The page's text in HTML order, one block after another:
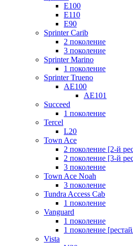
E100
E110
E90
Sprinter Carib
2 поколение
3 поколение
Sprinter Marino
1 поколение
Sprinter Trueno
AE100
AE101
Succeed
1 поколение
Tercel
L20
Town Ace
2 поколение [2-й
2 поколение [3-й
3 поколение
Town Ace Noah
3 поколение
Tundra Access Cab
1 поколение
Vanguard
1 поколение
1 поколение
Vista